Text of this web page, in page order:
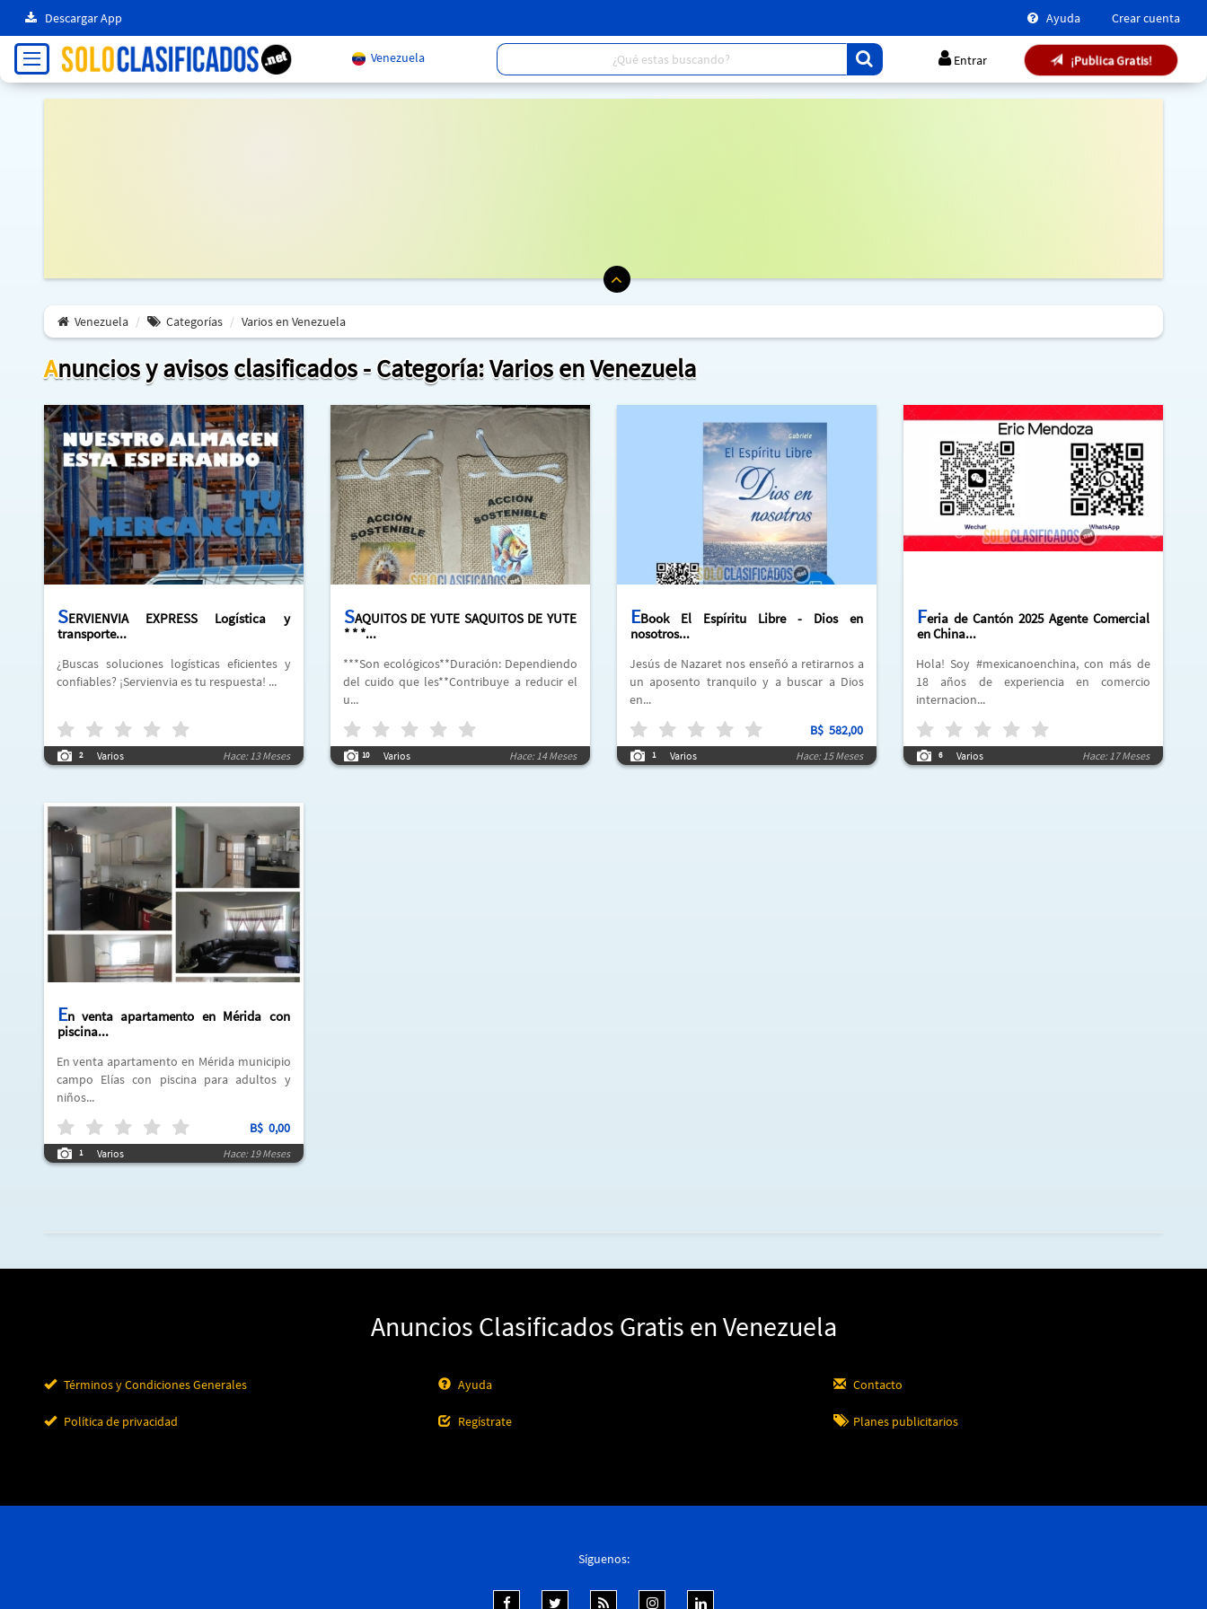
Descargar App Ayuda Crear cuenta
Venezuela Entrar ¡Publica Gratis!
Venezuela Categorías Varios en Venezuela
Anuncios y avisos clasificados - Categoría: Varios en Venezuela
SERVIENVIA EXPRESS Logística y
transporte...
¿Buscas soluciones logísticas eficientes y
confiables? ¡Servienvia es tu respuesta! ...
2 Varios Hace: 13 Meses
SAQUITOS DE YUTE SAQUITOS DE YUTE
* * *...
***Son ecológicos**Duración: Dependiendo
del cuido que les**Contribuye a reducir el
u...
10 Varios Hace: 14 Meses
eBook El Espíritu Libre - Dios en
nosotros...
Jesús de Nazaret nos enseñó a retirarnos a
un aposento tranquilo y a buscar a Dios
en...
B$ 582,00
1 Varios Hace: 15 Meses
Feria de Cantón 2025 Agente Comercial
en China...
Hola! Soy #mexicanoenchina, con más de
18 años de experiencia en comercio
internacion...
6 Varios Hace: 17 Meses
En venta apartamento en Mérida con
piscina...
En venta apartamento en Mérida municipio
campo Elías con piscina para adultos y
niños...
B$ 0,00
1 Varios Hace: 19 Meses
Anuncios Clasificados Gratis en Venezuela
Términos y Condiciones Generales
Política de privacidad
Ayuda
Regístrate
Contacto
Planes publicitarios
Síguenos: